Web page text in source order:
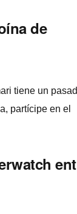
de
tiene un
partí­cipe en el